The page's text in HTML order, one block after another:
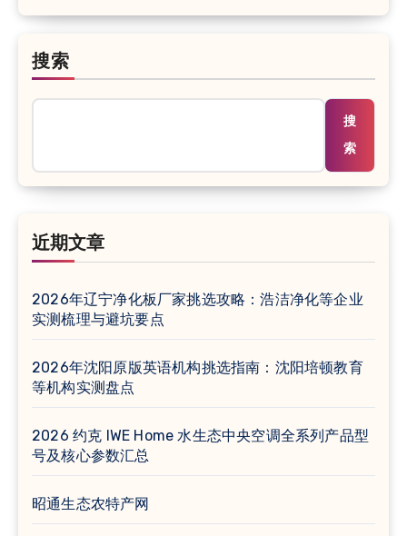
搜索
搜
索
近期文章
2026年辽宁净化板厂家挑选攻略：浩洁净化等企业
实测梳理与避坑要点
2026年沈阳原版英语机构挑选指南：沈阳培顿教育
等机构实测盘点
2026 约克 IWE Home 水生态中央空调全系列产品型
号及核心参数汇总
昭通生态农特产网